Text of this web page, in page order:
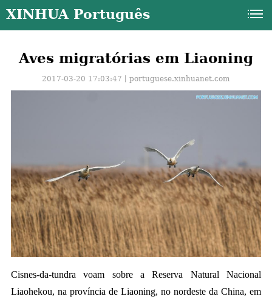
XINHUA Português
Aves migratórias em Liaoning
2017-03-20 17:03:47丨portuguese.xinhuanet.com
Cisnes-da-tundra voam sobre aReserva Natural Nacional
Liaohekou, na província de Liaoning, no nordeste da China, em